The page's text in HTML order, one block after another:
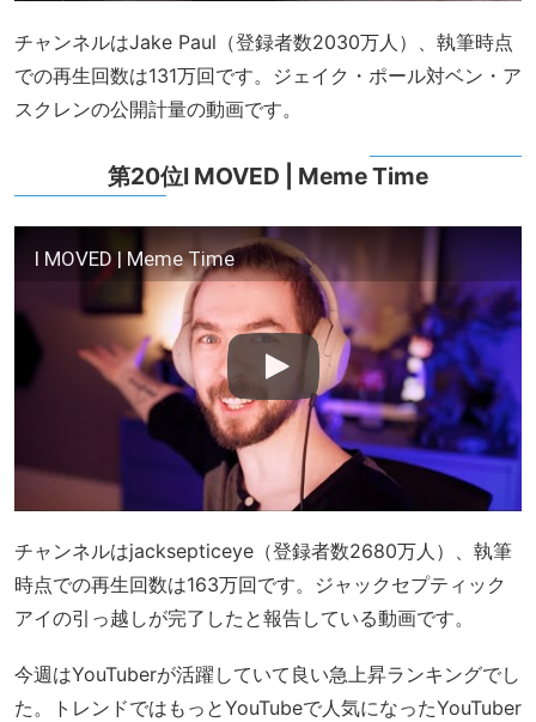
チャンネルはJake Paul（登録者数2030万人）、執筆時点
での再生回数は131万回です。ジェイク・ポール対ベン・ア
スクレンの公開計量の動画です。
第20位I MOVED | Meme Time
I MOVED | Meme Time
チャンネルはjacksepticeye（登録者数2680万人）、執筆
時点での再生回数は163万回です。ジャックセプティック
アイの引っ越しが完了したと報告している動画です。
今週はYouTuberが活躍していて良い急上昇ランキングでし
た。トレンドではもっとYouTubeで人気になったYouTuber